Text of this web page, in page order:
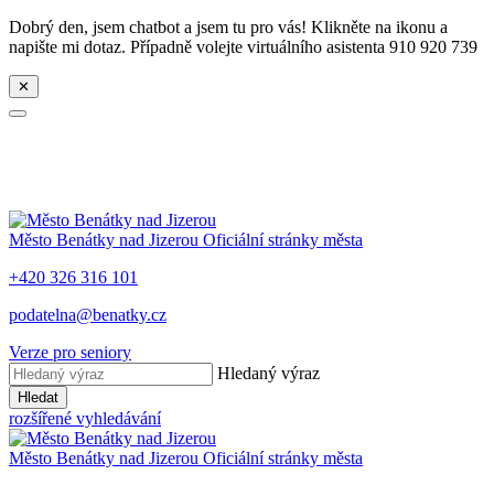
Dobrý den, jsem chatbot a jsem tu pro vás! Klikněte na ikonu a
napište mi dotaz. Případně volejte virtuálního asistenta 910 920 739
✕
Město Benátky nad Jizerou Oficiální stránky města
+420 326 316 101
podatelna@benatky.cz
Verze pro seniory
Hledaný výraz
Hledat
rozšířené vyhledávání
Město Benátky nad Jizerou Oficiální stránky města